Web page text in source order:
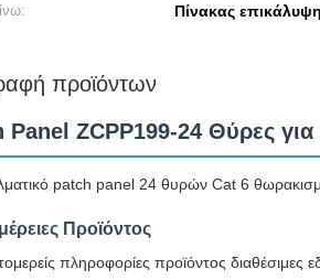
Πίνακας
προϊόντων
Panel ZCPP199-24 Θύρες
patch panel 24 θυρών Cat 6
Προϊόντος
πληροφορίες προϊόντος διαθέσιμες